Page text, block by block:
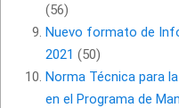
(56)
Nuevo formato de
2021 (50)
Norma Técnica para
en el Programa de